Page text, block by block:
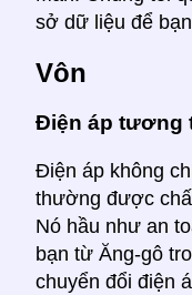
sở dữ liệu để
Vôn
Điện áp tương
Điện áp không
thường được
Nó hầu như an
bạn từ Ăng-gô
chuyển đổi điện